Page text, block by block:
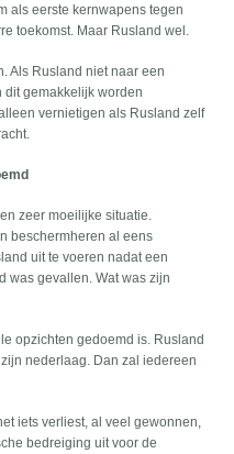
als eerste kernwapens tegen
toekomst. Maar Rusland wel.
Als Rusland niet naar een
gemakkelijk worden
vernietigen als Rusland zelf
zeer moeilijke situatie.
beschermheren al eens
uit te voeren nadat een
was gevallen. Wat was zijn
opzichten gedoemd is. Rusland
nederlaag. Dan zal iedereen
iets verliest, al veel gewonnen,
bedreiging uit voor de